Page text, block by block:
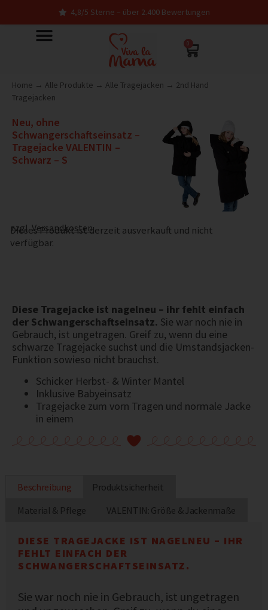
4,8/5 Sterne – über 2.400 Bewertungen
0
Home → Alle Produkte → Alle Tragejacken → 2nd Hand
Tragejacken
Neu, ohne
Schwangerschaftseinsatz –
Tragejacke VALENTIN –
Schwarz – S
zzgl.Versandkosten
Dieses Produkt ist derzeit ausverkauft und nicht
verfügbar.
Diese Tragejacke ist nagelneu – ihr fehlt einfach
der Schwangerschaftseinsatz. Sie war noch nie in
Gebrauch, ist ungetragen. Greif zu, wenn du eine
schwarze Tragejacke suchst und die Umstandsjacken-
Funktion sowieso nicht brauchst.
Schicker Herbst- & Winter Mantel
Inklusive Babyeinsatz
Tragejacke zum vorn Tragen und normale Jacke
in einem
Beschreibung
Produktsicherheit
Material & Pflege
VALENTIN: Größe & Jackenmaße
DIESE TRAGEJACKE IST NAGELNEU – IHR
FEHLT EINFACH DER
SCHWANGERSCHAFTSEINSATZ.
Sie war noch nie in Gebrauch, ist ungetragen